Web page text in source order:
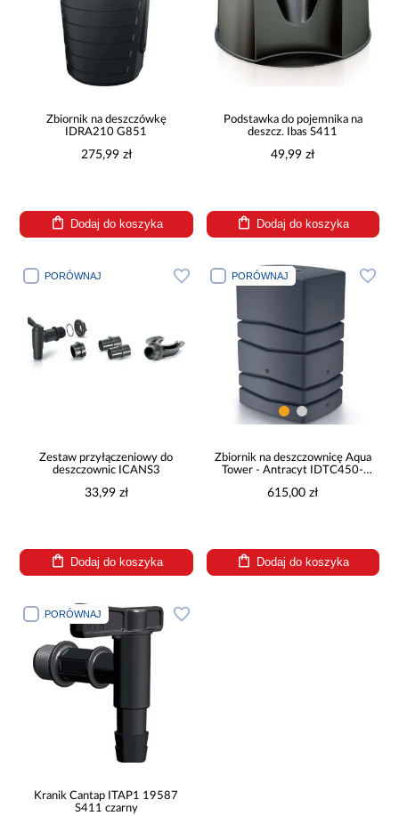
Zbiornik na deszczówkę
IDRA210 G851
275,99 zł
Dodaj do koszyka
Podstawka do pojemnika na
deszcz. Ibas S411
49,99 zł
Dodaj do koszyka
PORÓWNAJ
Zestaw przyłączeniowy do
deszczownic ICANS3
33,99 zł
Dodaj do koszyka
PORÓWNAJ
Zbiornik na deszczownicę Aqua
Tower - Antracyt IDTC450-
615,00 zł
Dodaj do koszyka
PORÓWNAJ
Kranik Cantap ITAP1 19587
S411 czarny